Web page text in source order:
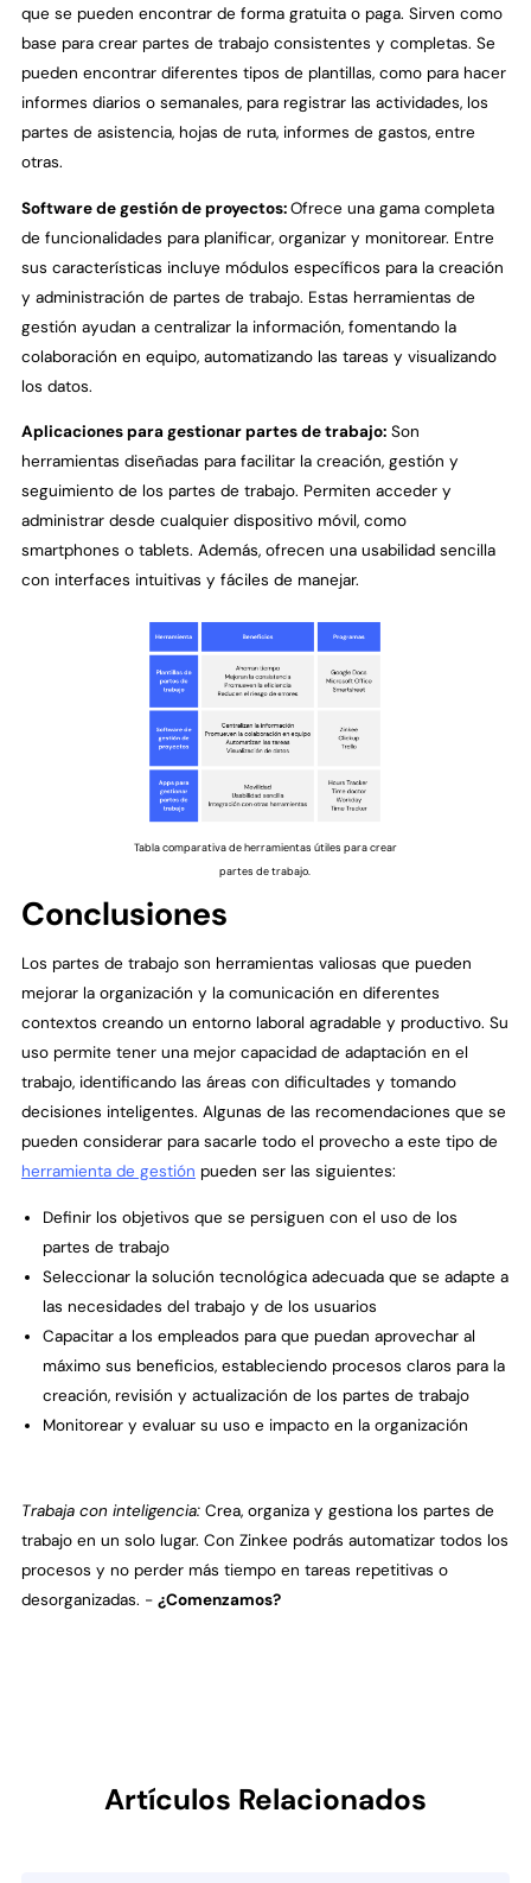
que se pueden encontrar de forma gratuita o paga. Sirven como
base para crear partes de trabajo consistentes y completas. Se
pueden encontrar diferentes tipos de plantillas, como para hacer
informes diarios o semanales, para registrar las actividades, los
partes de asistencia, hojas de ruta, informes de gastos, entre
otras.
Software de gestión de proyectos:Ofrece una gama completa
de funcionalidades para planificar, organizar y monitorear. Entre
sus características incluye módulos específicos para la creación
y administración de partes de trabajo. Estas herramientas de
gestión ayudan a centralizar la información, fomentando la
colaboración en equipo, automatizando las tareas y visualizando
los datos.
Aplicaciones para gestionar partes de trabajo: Son
herramientas diseñadas para facilitar la creación, gestión y
seguimiento de los partes de trabajo. Permiten acceder y
administrar desde cualquier dispositivo móvil, como
smartphones o tablets. Además, ofrecen una usabilidad sencilla
con interfaces intuitivas y fáciles de manejar.
Tabla comparativa de herramientas útiles para crear
partes de trabajo.
Conclusiones
Los partes de trabajo son herramientas valiosas que pueden
mejorar la organización y la comunicación en diferentes
contextos creando un entorno laboral agradable y productivo. Su
uso permite tener una mejor capacidad de adaptación en el
trabajo, identificando las áreas con dificultades y tomando
decisiones inteligentes. Algunas de las recomendaciones que se
pueden considerar para sacarle todo el provecho a este tipo de
herramienta de gestión pueden ser las siguientes:
Definir los objetivos que se persiguen con el uso de los
partes de trabajo
Seleccionar la solución tecnológica adecuada que se adapte a
las necesidades del trabajo y de los usuarios
Capacitar a los empleados para que puedan aprovechar al
máximo sus beneficios, estableciendo procesos claros para la
creación, revisión y actualización de los partes de trabajo
Monitorear y evaluar su uso e impacto en la organización
Trabaja con inteligencia: Crea, organiza y gestiona los partes de
trabajo en un solo lugar. Con Zinkee podrás automatizar todos los
procesos y no perder más tiempo en tareas repetitivas o
desorganizadas. - ¿Comenzamos?
Artículos Relacionados